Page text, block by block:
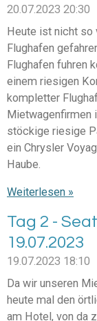
20.07.2023 20:30
Heute ist nicht so
Flughafen
Flughafen fuhren
einem riesigen
kompletter
Mietwagenfirmen
stöckige riesige
ein Chrysler
Haube.
Weiterlesen »
Tag 2 -
19.07.2023
19.07.2023 18:10
Da wir unseren
heute mal den
am Hotel, von da